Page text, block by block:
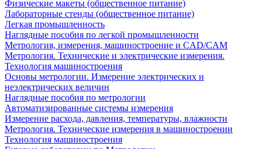
Физические макеты (общественное питание)
Лабораторные стенды (общественное питание)
Легкая промышленность
Наглядные пособия по легкой промышленности
Метрология, измерения, машиностроение и CAD/CAM
Метрология. Технические и электрические измерения.
Технология машиностроения
Основы метрологии. Измерение электрических и
неэлектрических величин
Наглядные пособия по метрологии
Автоматизированные системы измерения
Измерение расхода, давления, температуры, влажности
Метрология. Технические измерения в машиностроении
Технология машиностроения